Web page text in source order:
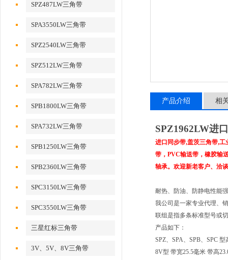
SPZ487LW三角带
SPA3550LW三角带
SPZ2540LW三角带
SPZ512LW三角带
SPA782LW三角带
SPB1800LW三角带
SPA732LW三角带
SPB1250LW三角带
SPB2360LW三角带
SPC3150LW三角带
SPC3550LW三角带
三星红标三角带
3V、5V、8V三角带
产品介绍 相
SPZ1962LW进
进口同步带,盖茨三角带,
带，PVC输送带，橡胶输
轴承。欢迎新老客户、洽
耐热、防油、防静电性能
我公司是一家专业代理、
联组是指多条标准型号或
产品如下：
SPZ、SPA、SPB、SPC
8V型 带宽25.5毫米 带高